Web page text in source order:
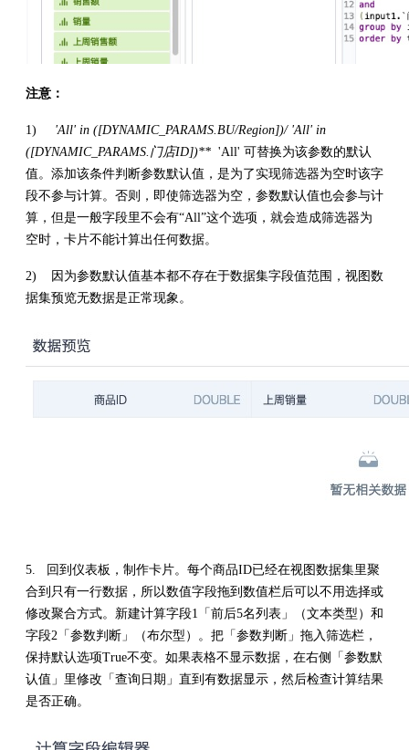
注意：
1) 'All' in ([DYNAMIC_PARAMS.BU/Region])/ 'All' in
([DYNAMIC_PARAMS.门店ID])** 'All' 可替换为该参数的默认
值。添加该条件判断参数默认值，是为了实现筛选器为空时该字
段不参与计算。否则，即使筛选器为空，参数默认值也会参与计
算，但是一般字段里不会有“All”这个选项，就会造成筛选器为
空时，卡片不能计算出任何数据。
2) 因为参数默认值基本都不存在于数据集字段值范围，视图数
据集预览无数据是正常现象。
5. 回到仪表板，制作卡片。每个商品ID已经在视图数据集里聚
合到只有一行数据，所以数值字段拖到数值栏后可以不用选择或
修改聚合方式。新建计算字段1「前后5名列表」（文本类型）和
字段2「参数判断」（布尔型）。把「参数判断」拖入筛选栏，
保持默认选项True不变。如果表格不显示数据，在右侧「参数默
认值」里修改「查询日期」直到有数据显示，然后检查计算结果
是否正确。